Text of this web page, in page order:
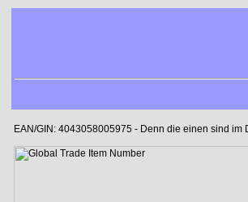
EAN/GIN: 4043058005975 - Denn die einen sind